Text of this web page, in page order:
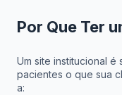
Por Que Ter
Um site institucional é
pacientes o que sua
a: